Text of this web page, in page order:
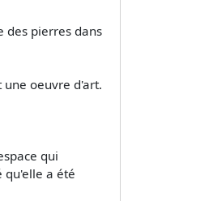
des pierres dans
une oeuvre d'art.
qui
qu'elle a été